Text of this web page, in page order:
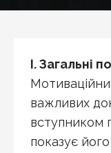
І. Загальні
важливих
вступником
показує